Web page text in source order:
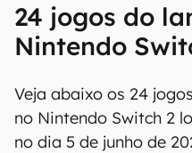
24 jogos do
Nintendo
Veja abaixo os 24
no Nintendo Switch 2
no dia 5 de junho de